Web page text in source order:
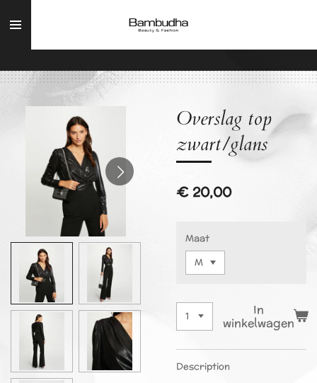
direct
hoofdinhoud
Overslag top
zwart/glans
€ 20,00
Maat
In
winkelwagen
Description